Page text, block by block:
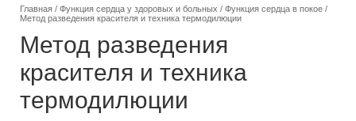
Главная / Функция сердца у здоровых и больных / Функция сердца в покое /
Метод разведения красителя и техника термодилюции
Метод разведения
красителя и техника
термодилюции